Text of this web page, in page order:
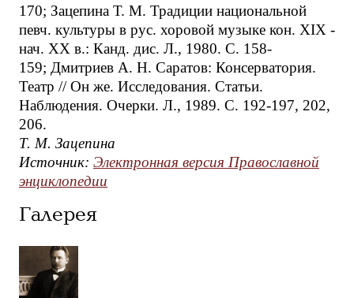
170; Зацепина Т. М. Традиции национальной
певч. культуры в рус. хоровой музыке кон. XIX -
нач. XX в.: Канд. дис. Л., 1980. С. 158-
159; Дмитриев А. Н. Саратов: Консерватория.
Театр // Он же. Исследования. Статьи.
Наблюдения. Очерки. Л., 1989. С. 192-197, 202,
206.
Т. М. Зацепина
Источник: Электронная версия Православной
энциклопедии
Галерея